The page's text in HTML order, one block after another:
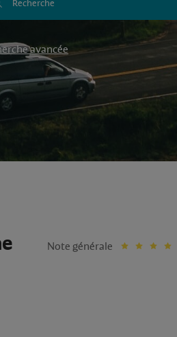
Recherche
avancée
Note générale